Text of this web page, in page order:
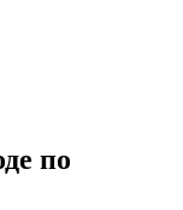
по